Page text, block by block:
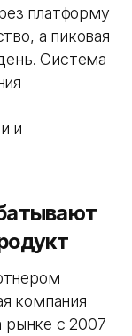
платформу
а пиковая
Система
и
компания
рынке с 2007